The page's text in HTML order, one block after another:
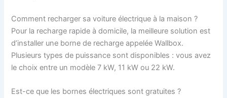
Comment recharger sa voiture électrique à la maison ?
Pour la recharge rapide à domicile, la meilleure solution est
d’installer une borne de recharge appelée Wallbox.
Plusieurs types de puissance sont disponibles : vous avez
le choix entre un modèle 7 kW, 11 kW ou 22 kW.
Est-ce que les bornes électriques sont gratuites ?